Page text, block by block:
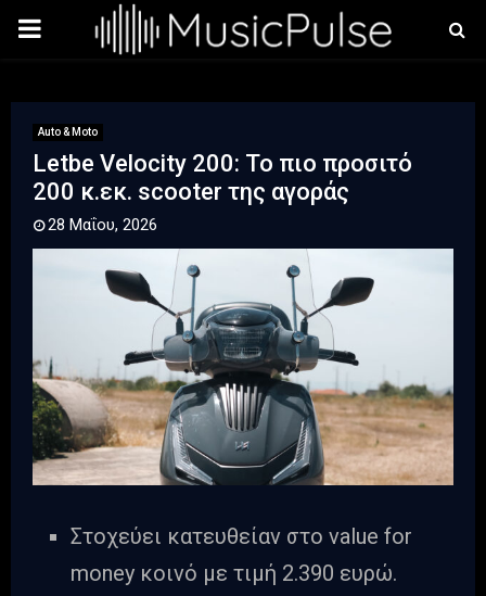
PRIMARY
Auto & Moto
Letbe Velocity 200: Το πιο προσιτό
200 κ.εκ. scooter της αγοράς
28 Μαΐου, 2026
Στοχεύει κατευθείαν στο value for
money κοινό με τιμή 2.390 ευρώ.